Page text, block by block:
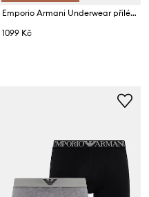
Emporio Armani Underwear přiléhavé boxerky pánské bavlněné s elastanem
1099 Kč